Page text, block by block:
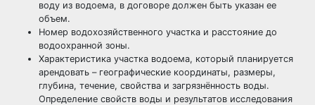
воду из водоема, в договоре должен быть указан ее
объем.
Номер водохозяйственного участка и расстояние до
водоохранной зоны.
Характеристика участка водоема, который планируется
арендовать – географические координаты, размеры,
глубина, течение, свойства и загрязнённость воды.
Определение свойств воды и результатов исследования